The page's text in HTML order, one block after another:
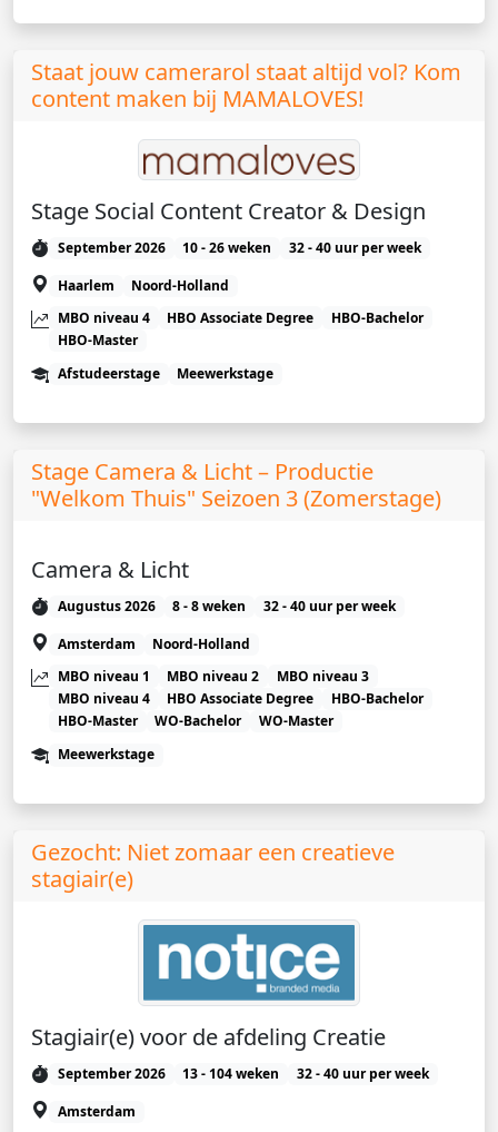
Staat jouw camerarol staat altijd vol? Kom
content maken bij MAMALOVES!
Stage Social Content Creator & Design
September 2026 10 - 26 weken
32 - 40 uur per week
Haarlem
Noord-Holland
MBO niveau 4
HBO Associate Degree
HBO-Bachelor
HBO-Master
Afstudeerstage
Meewerkstage
Stage Camera & Licht – Productie
"Welkom Thuis" Seizoen 3 (Zomerstage)
Camera & Licht
Augustus 2026 8 - 8 weken
32 - 40 uur per week
Amsterdam
Noord-Holland
MBO niveau 1
MBO niveau 2
MBO niveau 3
MBO niveau 4
HBO Associate Degree
HBO-Bachelor
HBO-Master
WO-Bachelor
WO-Master
Meewerkstage
Gezocht: Niet zomaar een creatieve
stagiair(e)
Stagiair(e) voor de afdeling Creatie
September 2026 13 - 104 weken
32 - 40 uur per week
Amsterdam